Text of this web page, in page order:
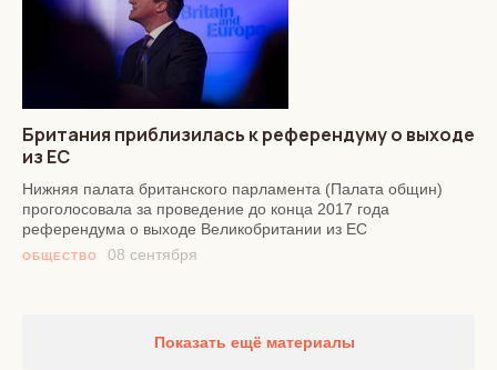
Британия приблизилась к референдуму о выходе
из ЕС
Нижняя палата британского парламента (Палата общин)
проголосовала за проведение до конца 2017 года
референдума о выходе Великобритании из ЕС
ОБЩЕСТВО 08 сентября
Показать ещё материалы